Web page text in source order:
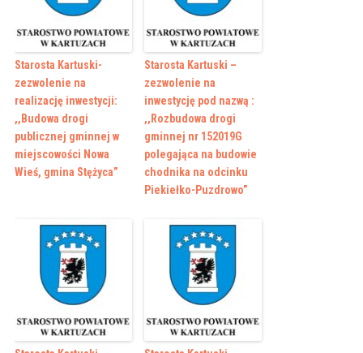
Starosta Kartuski-
zezwolenie na
realizację inwestycji:
,,Budowa drogi
publicznej gminnej w
miejscowości Nowa
Wieś, gmina Stężyca”
Starosta Kartuski –
zezwolenie na
inwestycję pod nazwą :
,,Rozbudowa drogi
gminnej nr 152019G
polegająca na budowie
chodnika na odcinku
Piekiełko-Puzdrowo”